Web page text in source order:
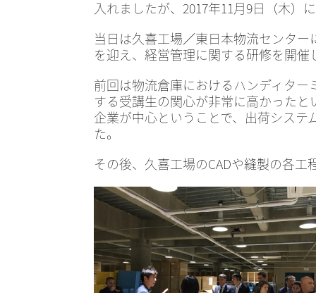
入れましたが、2017年11月9日（木）
当日は久喜工場／東日本物流センタ
を迎え、経営管理に関する研修を開催
前回は物流倉庫におけるハンディタ
する受講生の関心が非常に高かった
企業が中心ということで、出荷シス
た。
その後、久喜工場のCADや縫製の各